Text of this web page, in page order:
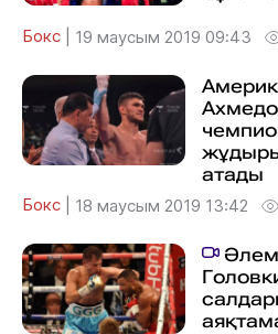
Бокс 19 маусым 2019 09:43
атады
Бокс 18 маусым 2019 13:42
Әлемнің экс-чемпионы